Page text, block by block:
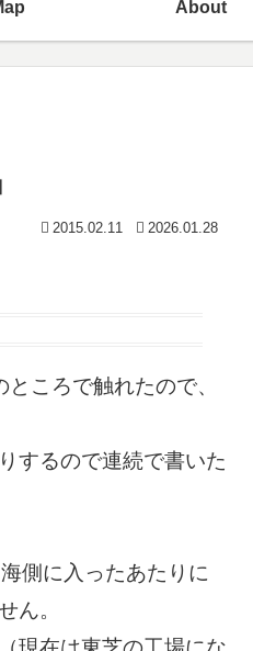
About
2015.02.11 2026.01.28
ころで触れたので、
するので連続で書いた
側に入ったあたりに
ん。